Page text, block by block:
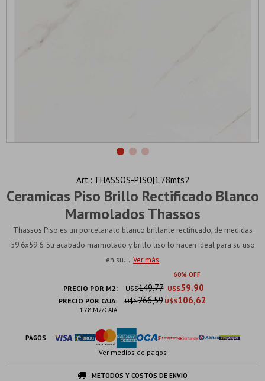
Ceramicas Piso Brillo Rectificado Blanco
Marmolados Thassos
THASSOS-PISO|1.78mts2
Thassos Piso es un porcelanato blanco brillante rectificado, de medidas
59.6x59.6. Su acabado marmolado y brillo liso lo hacen ideal para su uso
en su... Ver más
60
PRECIO POR M2: U$S59.90
U$S149.77
PRECIO POR CAJA:
1.78 M2/CAJA
U$S106,62
U$S266,59
PAGOS:
Ver medios de pagos
METODOS Y COSTOS DE ENVIO